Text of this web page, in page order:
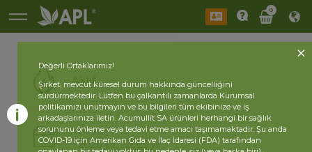
0
Aktif
Kayıtlar
2026 yıl 2025 yıl
Değerli Ortaklarımız!
Şirket, mevcut küresel durum hakkında güncelliğini
sürdürmektedir. Lütfen bu çalkantılı zamanlarda Kurumsal
politikamızı unutmayın ve bu bilgileri tüm ekibinize ve iş
arkadaşlarınıza iletin. Acumullit SA ürünleri herhangi bir sağlık
sorununu önleme veya tedavi etme amacı taşımamaktadır. Şu anda
COVID-19 için Amerikan Gıda ve İlaç İdaresi (FDA) tarafından